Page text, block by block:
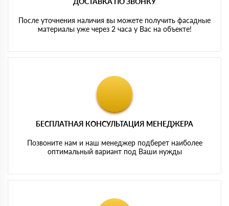
После уточнения наличия вы можете получить фасадные
материалы уже через 2 часа у Вас на объекте!
БЕСПЛАТНАЯ КОНСУЛЬТАЦИЯ МЕНЕДЖЕРА
Позвоните нам и наш менеджер подберет наиболее
оптимальный вариант под Ваши нужды